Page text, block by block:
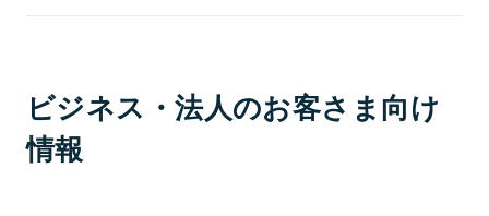
ビジネス・法人のお客さま向け
情報